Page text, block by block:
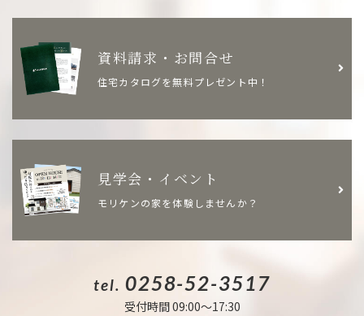
資料請求・お問合せ
住宅カタログを無料プレゼント中！
見学会・イベント
モリケンの家を体験しませんか？
tel. 0258-52-3517
受付時間 09:00〜17:30